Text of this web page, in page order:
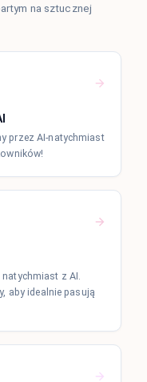
na sztucznej
przez AI-natychmiast
z AI.
aby idealnie pasują